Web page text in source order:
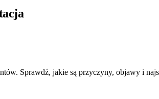
Sprawdź, jakie są przyczyny, objawy i